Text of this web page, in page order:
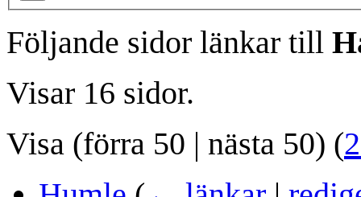
Följande sidor länkar till
Visar 16 sidor.
Visa (förra 50 | nästa 50) (